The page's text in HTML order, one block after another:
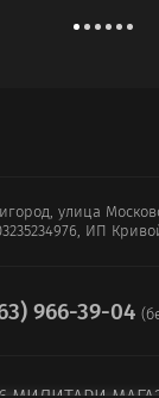
улица
ИП
966-39-04